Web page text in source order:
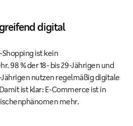
digital
ist kein
98 % der 18- bis 29-Jährigen und
Jährigen nutzen regelmäßig digitale
ist klar: E-Commerce ist in
mehr.